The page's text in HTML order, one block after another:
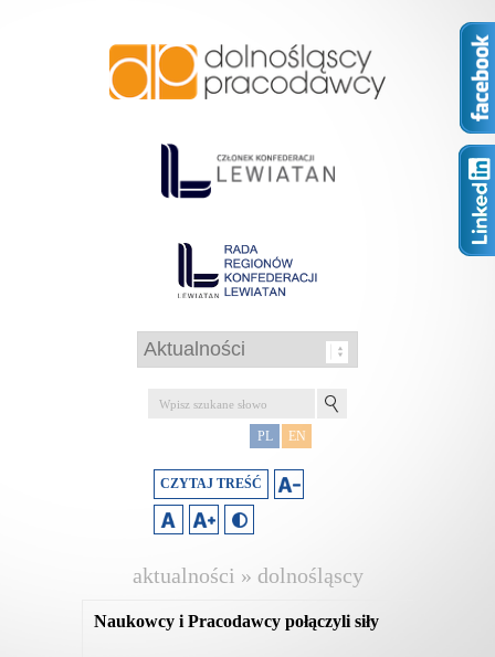
PL EN
CZYTAJ TREŚĆ
aktualności » dolnośląscy
Naukowcy i Pracodawcy połączyli siły